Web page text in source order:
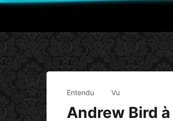
Entendu Vu
Andrew Bird